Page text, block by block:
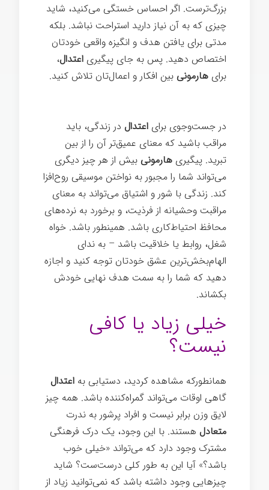
بزرگ‌ترست. اگر احساس خستگی می‌کنید، شاید
چیزی که به آن نیاز دارید استراحت نباشد. بلکه
مدتی برای یافتن هدف و انگیزه واقعی خودتان
اختصاص دهید. پس به جای پیگیری اعتدال،
برای هارمونی بین افکار و اعمال‌تان تلاش کنید.
در جست‌وجوی برای اعتدال در زندگی، باید
مراقب باشید که معنای عمیق‌تر آن را از بین
تبرید. پیگیری هارمونی بیش از هر چیز دیگری
می‌تواند شما را مجبور به نواختن موسیقی روح‌افزا
کند. زندگی با شور و اشتیاق می‌تواند به معنای
مراقبت وحشیانه از فرذیت، و برخورد به نرده‌های
محافظ احتیاط‌کاری باشد. همینطور باشد. خواه
شغل، روابط یا خلاقیت باشد – به ندای
الهام‌بخش‌ترین عشق خودتان توجه کنید و اجازه
دهید که شما را به سمت هدف نهایی خودش
بکشاند.
خیلی زیاد یا کافی
نیست؟
همانطورکه مشاهده کردید، دستیابی به اعتدال
گاهی اوقات می‌تواند گمراه‌کننده باشد. همه چیز
لایق وزن برابر نیست و افراد پرشور به ندرت
متعادل هستند. با این وجود، یک درک فرهنگی
مشترک وجود دارد که می‌تواند «خیلی خوب
باشد؟» آیا این به طور کلی درست‌ست؟ شاید
چیزهایی وجود داشته باشد که نمی‌توانید زیاد از